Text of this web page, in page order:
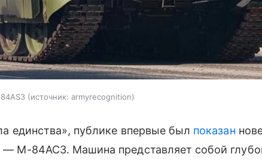
источник: armyrecognition
единства», публике впервые был показан
— М-84АС3. Машина представляет собой